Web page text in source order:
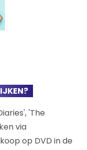
'The
via
op DVD in de